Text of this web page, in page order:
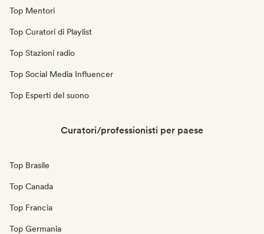
Top Mentori
Top Curatori di Playlist
Top Stazioni radio
Top Social Media Influencer
Top Esperti del suono
Curatori/professionisti per paese
Top Brasile
Top Canada
Top Francia
Top Germania